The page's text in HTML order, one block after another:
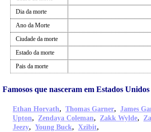
Dia da morte
Ano da Morte
Ciudade da morte
Estado da morte
Pais da morte
Famosos que nasceram em Estados
Ethan Horvath, Thomas Garner, James
Upton, Zendaya Coleman, Zakk Wylde,
Jeezy, Young Buck, Xzibit,